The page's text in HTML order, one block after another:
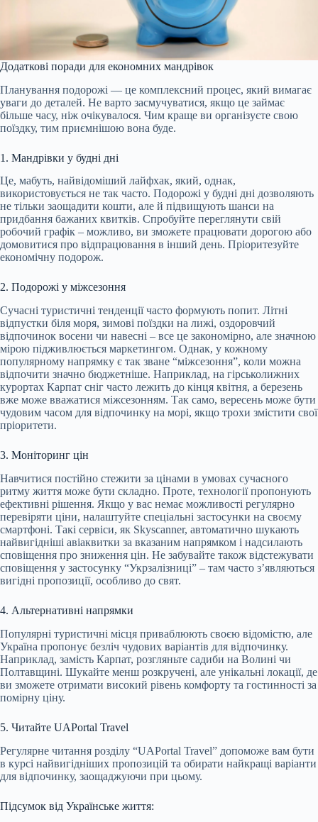
Додаткові поради для економних мандрівок
Планування подорожі — це комплексний процес, який вимагає
уваги до деталей. Не варто засмучуватися, якщо це займає
більше часу, ніж очікувалося. Чим краще ви організуєте свою
поїздку, тим приємнішою вона буде.
1. Мандрівки у будні дні
Це, мабуть, найвідоміший лайфхак, який, однак,
використовується не так часто. Подорожі у будні дні дозволяють
не тільки заощадити кошти, але й підвищують шанси на
придбання бажаних квитків. Спробуйте переглянути свій
робочий графік – можливо, ви зможете працювати дорогою або
домовитися про відпрацювання в інший день. Пріоритезуйте
економічну подорож.
2. Подорожі у міжсезоння
Сучасні туристичні тенденції часто формують попит. Літні
відпустки біля моря, зимові поїздки на лижі, оздоровчий
відпочинок восени чи навесні – все це закономірно, але значною
мірою підживлюється маркетингом. Однак, у кожному
популярному напрямку є так зване “міжсезоння”, коли можна
відпочити значно бюджетніше. Наприклад, на гірськолижних
курортах Карпат сніг часто лежить до кінця квітня, а березень
вже може вважатися міжсезонням. Так само, вересень може бути
чудовим часом для відпочинку на морі, якщо трохи змістити свої
пріоритети.
3. Моніторинг цін
Навчитися постійно стежити за цінами в умовах сучасного
ритму життя може бути складно. Проте, технології пропонують
ефективні рішення. Якщо у вас немає можливості регулярно
перевіряти ціни, налаштуйте спеціальні застосунки на своєму
смартфоні. Такі сервіси, як Skyscanner, автоматично шукають
найвигідніші авіаквитки за вказаним напрямком і надсилають
сповіщення про зниження цін. Не забувайте також відстежувати
сповіщення у застосунку “Укрзалізниці” – там часто з’являються
вигідні пропозиції, особливо до свят.
4. Альтернативні напрямки
Популярні туристичні місця приваблюють своєю відомістю, але
Україна пропонує безліч чудових варіантів для відпочинку.
Наприклад, замість Карпат, розгляньте садиби на Волині чи
Полтавщині. Шукайте менш розкручені, але унікальні локації, де
ви зможете отримати високий рівень комфорту та гостинності за
помірну ціну.
5. Читайте UAPortal Travel
Регулярне читання розділу “UAPortal Travel” допоможе вам бути
в курсі найвигідніших пропозицій та обирати найкращі варіанти
для відпочинку, заощаджуючи при цьому.
Підсумок від Українське життя: